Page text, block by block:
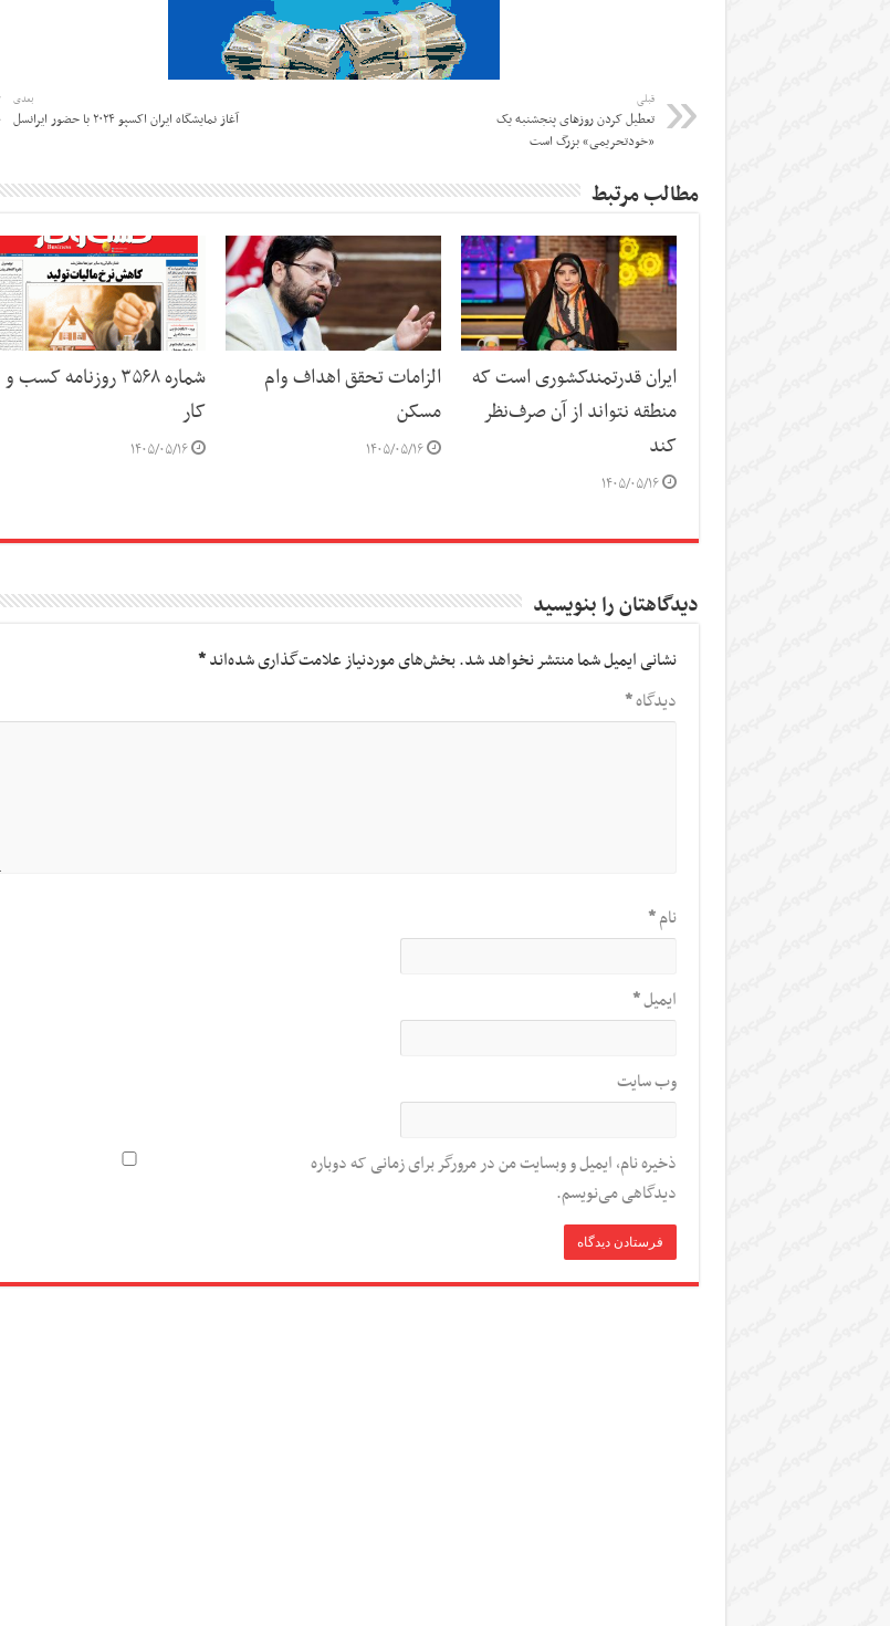
قبلی
تعطیل کردن روزهای پنجشنبه یک
«خودتحریمی» بزرگ است
بعدی
آغاز نمایشگاه ایران اکسپو ۲۰۲۴ با حضور ایرانسل
مطالب مرتبط
ایران قدرتمندکشوری است که
منطقه نتواند از آن صرف‌نظر
کند
۱۴۰۵/۰۵/۱۶
الزامات تحقق اهداف وام
مسکن
۱۴۰۵/۰۵/۱۶
شماره ۳۵۶۸ روزنامه کسب و
کار
۱۴۰۵/۰۵/۱۶
دیدگاهتان را بنویسید
نشانی ایمیل شما منتشر نخواهد شد.بخش‌های موردنیاز علامت‌گذاری شده‌اند*
دیدگاه*
نام*
ایمیل*
وب‌ سایت
ذخیره نام، ایمیل و وبسایت من در مرورگر برای زمانی که دوباره
دیدگاهی می‌نویسم.